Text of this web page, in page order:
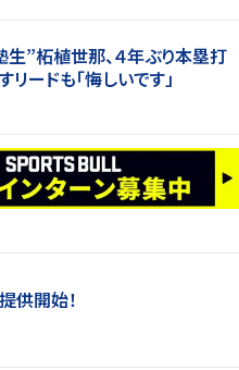
生”柘植世那、４年ぶり本塁打
ードも「悔しいです」
供開始！